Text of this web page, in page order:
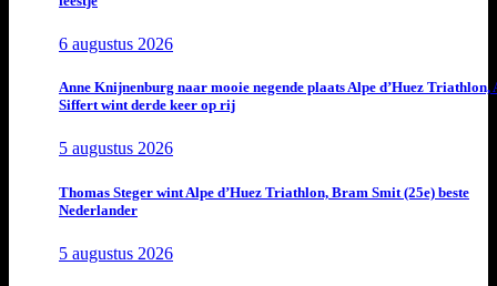
6 augustus 2026
Anne Knijnenburg naar mooie negende plaats Alpe d’Huez Triathlon,
Siffert wint derde keer op rij
5 augustus 2026
Thomas Steger wint Alpe d’Huez Triathlon, Bram Smit (25e) beste
Nederlander
5 augustus 2026